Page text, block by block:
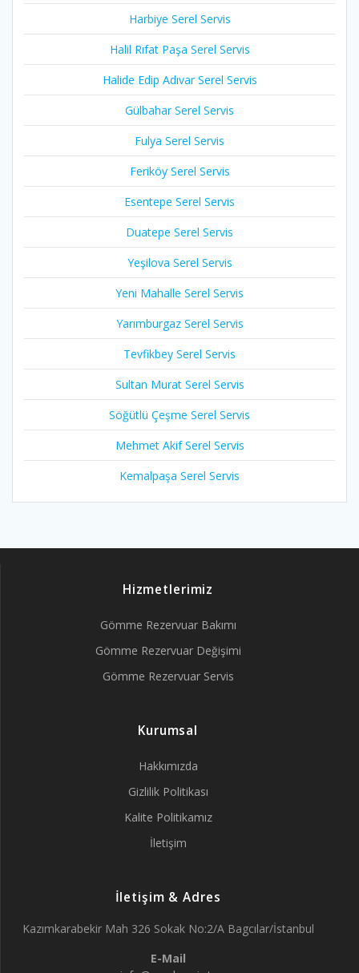
Harbiye Serel Servis
Halil Rıfat Paşa Serel Servis
Halide Edip Adıvar Serel Servis
Gülbahar Serel Servis
Fulya Serel Servis
Feriköy Serel Servis
Esentepe Serel Servis
Duatepe Serel Servis
Yeşilova Serel Servis
Yeni Mahalle Serel Servis
Yarımburgaz Serel Servis
Tevfikbey Serel Servis
Sultan Murat Serel Servis
Söğütlü Çeşme Serel Servis
Mehmet Akif Serel Servis
Kemalpaşa Serel Servis
Hizmetlerimiz
Gömme Rezervuar Bakımı
Gömme Rezervuar Değişimi
Gömme Rezervuar Servis
Kurumsal
Hakkımızda
Gizlilik Politikası
Kalite Politikamız
İletişim
İletişim & Adres
Kazımkarabekir Mah 326 Sokak No:2/A Bagcılar/İstanbul
E-Mail